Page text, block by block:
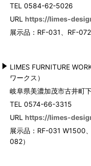
TEL 0584-62-5026
URL https://limes-
展示品：RF-031、RF-
LIMES FURNITURE
ワークス）
岐阜県美濃加茂市古井町
TEL 0574-66-3315
URL https://limes-
展示品：RF-031 W1500
082）